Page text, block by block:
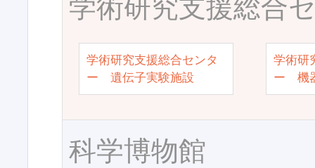
学術研究支援総合
学術研究支援総合センタ
ー 遺伝子実験施設
学術研
ー 機
科学博物館